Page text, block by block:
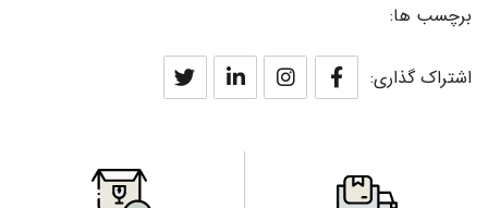
برچسب ها:
اشتراک گذاری: